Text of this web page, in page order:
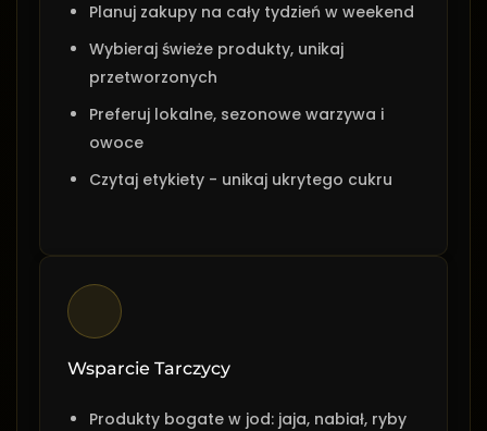
Planuj zakupy na cały tydzień w weekend
Wybieraj świeże produkty, unikaj
przetworzonych
Preferuj lokalne, sezonowe warzywa i
owoce
Czytaj etykiety - unikaj ukrytego cukru
Wsparcie Tarczycy
Produkty bogate w jod: jaja, nabiał, ryby